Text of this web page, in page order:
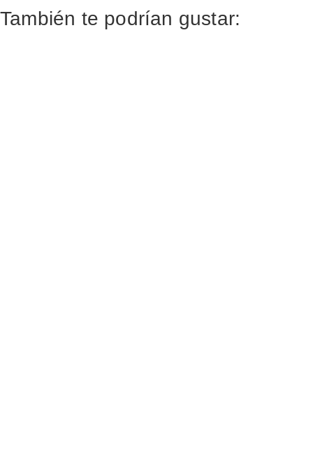
También te podrían gustar: